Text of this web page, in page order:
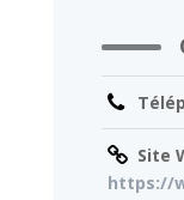
Site
https://